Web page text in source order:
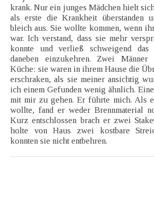
krank. Nur ein junges Mädchen hielt
als erste die Krankheit überstanden
bleich aus. Sie wollte kommen, wenn
war. Ich verstand, dass sie mehr
konnte und verließ schweigend
daneben einzukehren. Zwei
Küche: sie waren in ihrem Hause die
erschraken, als sie meiner ansichtig
ich einem Gefunden wenig ähnlich.
mit mir zu gehen. Er führte mich. Als
wollte, fand er weder Brennmaterial
Kurz entschlossen brach er zwei
holte von Haus zwei kostbare
konnten sie nicht entbehren.